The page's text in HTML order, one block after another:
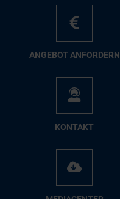
AN­GE­BOT AN­FOR­DERN
KON­TAKT